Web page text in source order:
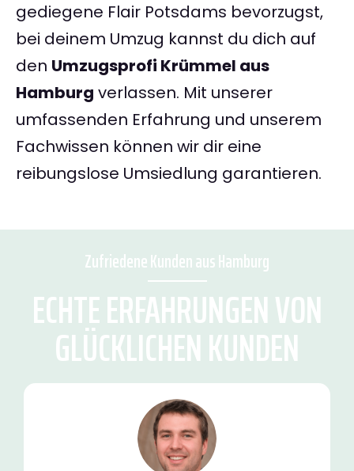
gediegene Flair Potsdams bevorzugst,
bei deinem Umzug kannst du dich auf
den Umzugsprofi Krümmel aus
Hamburg verlassen. Mit unserer
umfassenden Erfahrung und unserem
Fachwissen können wir dir eine
reibungslose Umsiedlung garantieren.
Zufriedene Kunden aus Hamburg
ECHTE ERFAHRUNGEN VON
GLÜCKLICHEN KUNDEN